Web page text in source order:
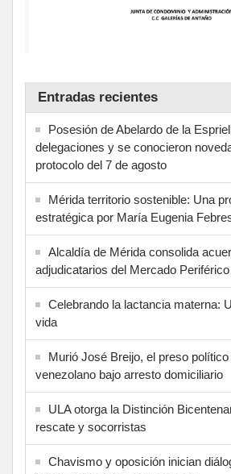
Entradas recientes
Posesión de Abelardo de la
delegaciones y se conocieron
protocolo del 7 de agosto
Mérida territorio sostenible: Una
estratégica por María Eugenia
Alcaldía de Mérida consolida
adjudicatarios del Mercado Periférico
Celebrando la lactancia materna:
vida
Murió José Breijo, el preso
venezolano bajo arresto domiciliario
ULA otorga la Distinción
rescate y socorristas
Chavismo y oposición inician